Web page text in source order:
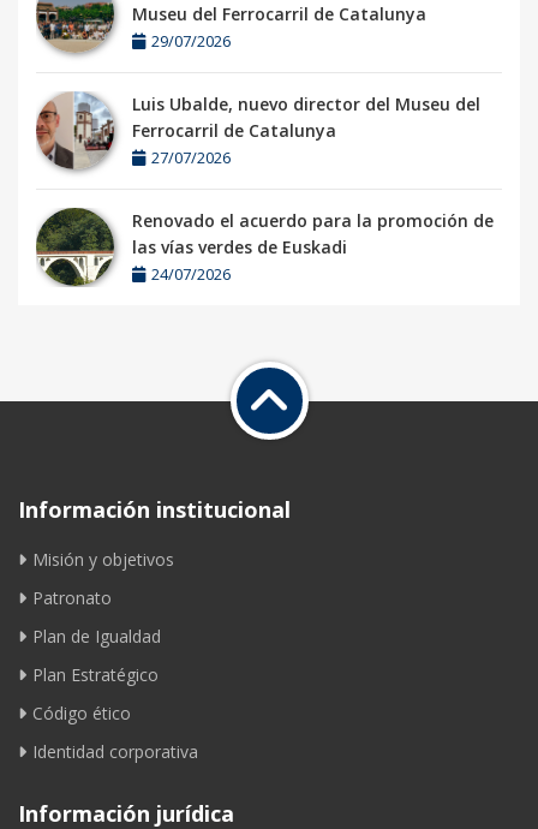
Museu del Ferrocarril de Catalunya
29/07/2026
Luis Ubalde, nuevo director del Museu del
Ferrocarril de Catalunya
27/07/2026
Renovado el acuerdo para la promoción de
las vías verdes de Euskadi
24/07/2026
Información institucional
Misión y objetivos
Patronato
Plan de Igualdad
Plan Estratégico
Código ético
Identidad corporativa
Información jurídica